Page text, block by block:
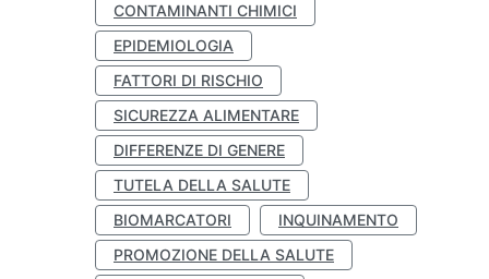
CONTAMINANTI CHIMICI
EPIDEMIOLOGIA
FATTORI DI RISCHIO
SICUREZZA ALIMENTARE
DIFFERENZE DI GENERE
TUTELA DELLA SALUTE
BIOMARCATORI
INQUINAMENTO
PROMOZIONE DELLA SALUTE